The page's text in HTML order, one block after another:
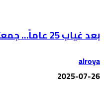
بعد غياب 25 عاماً… جمعتنا الصدفة
alroya
2025-07-26